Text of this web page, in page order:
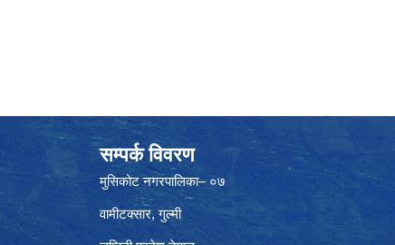
सम्पर्क विवरण
मुसिकोट नगरपालिका– ०७
वामीटक्सार, गुल्मी